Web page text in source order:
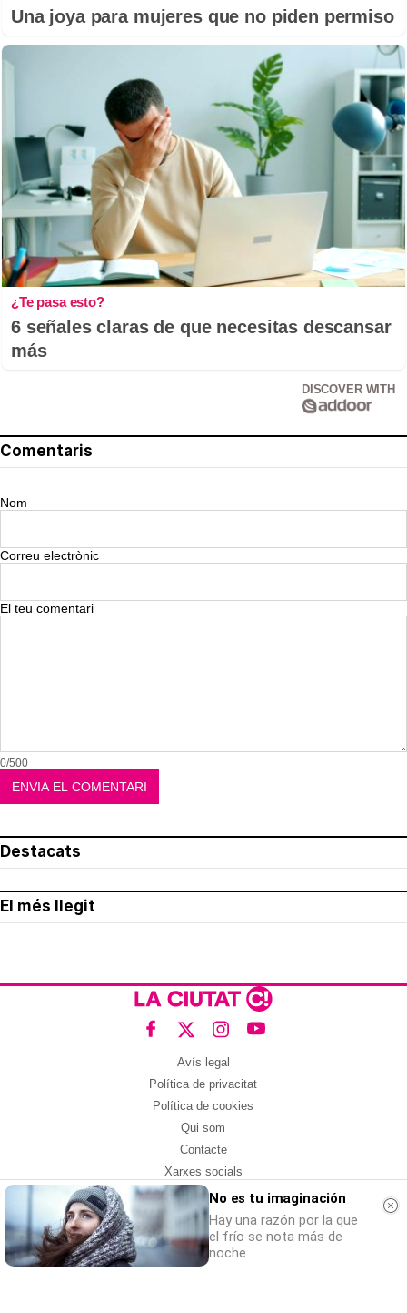
Una joya para mujeres que no piden permiso
¿Te pasa esto?
6 señales claras de que necesitas descansar
más
DISCOVER WITH
Comentaris
Nom
Correu electrònic
El teu comentari
0/500
Destacats
El més llegit
Avís legal
Política de privacitat
Política de cookies
Qui som
Contacte
Xarxes socials
Amb col·laboració de:No es tu imaginación
Hay una razón por la que
el frío se nota más de
noche